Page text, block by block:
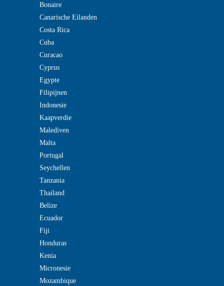
Bonaire
Canarische Eilanden
Costa Rica
Cuba
Curacao
Cyprus
Egypte
Filipijnen
Indonesie
Kaapverdie
Malediven
Malta
Portugal
Seychellen
Tanzania
Thailand
Belize
Ecuador
Fiji
Honduras
Kenia
Micronesie
Mozambique